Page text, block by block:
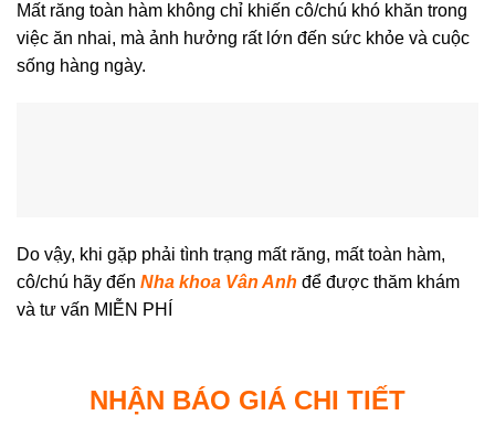
Mất răng toàn hàm không chỉ khiến cô/chú khó khăn trong
việc ăn nhai, mà ảnh hưởng rất lớn đến sức khỏe và cuộc
sống hàng ngày.
Do vậy, khi gặp phải tình trạng mất răng, mất toàn hàm,
cô/chú hãy đến Nha khoa Vân Anh để được thăm khám
và tư vấn MIỄN PHÍ
NHẬN BÁO GIÁ CHI TIẾT